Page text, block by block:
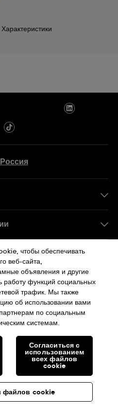
Характеристики
Россия
Условия Использования
MADE
ЗАЩИЩЕНЫ: SWISS WATCHES
чтобы обеспечивать
веб-сайта,
объявления и другие
работу функций социальных
трафик. Мы также
об использовании вами
по социальным
системам.
файлов cookie
Согласиться с
использованием
всех файлов
cookie